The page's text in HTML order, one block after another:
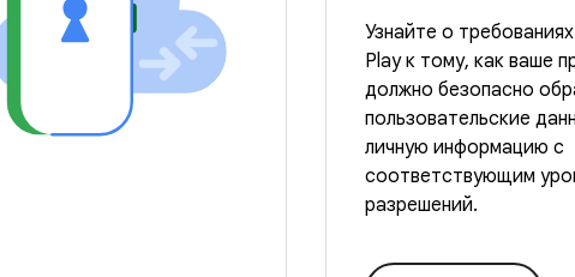
Узнайте о
Play к тому, как ваше
должно безопасно
пользовательские
личную информацию с
соответствующим
разрешений.